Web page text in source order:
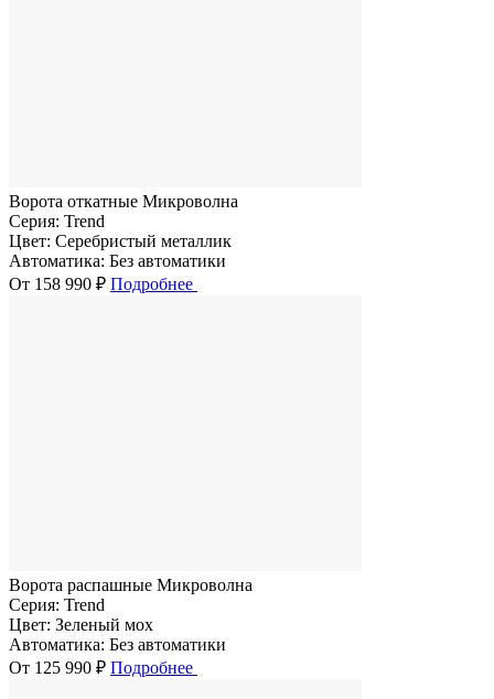
Ворота откатные Микроволна
Серия: Trend
Цвет: Серебристый металлик
Автоматика: Без автоматики
От 158 990 ₽ Подробнее
Ворота распашные Микроволна
Серия: Trend
Цвет: Зеленый мох
Автоматика: Без автоматики
От 125 990 ₽ Подробнее